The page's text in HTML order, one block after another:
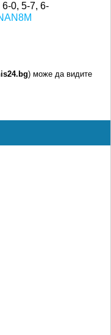
0, 5-7, 6-
) може да видите